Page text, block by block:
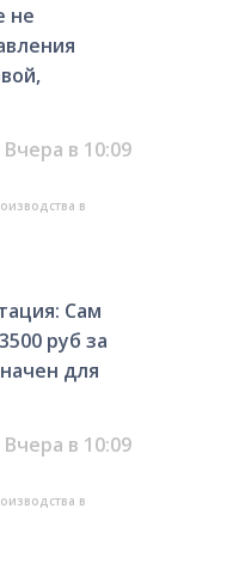
не
Вчера в 10:09
в
Сам
руб за
для
Вчера в 10:09
в